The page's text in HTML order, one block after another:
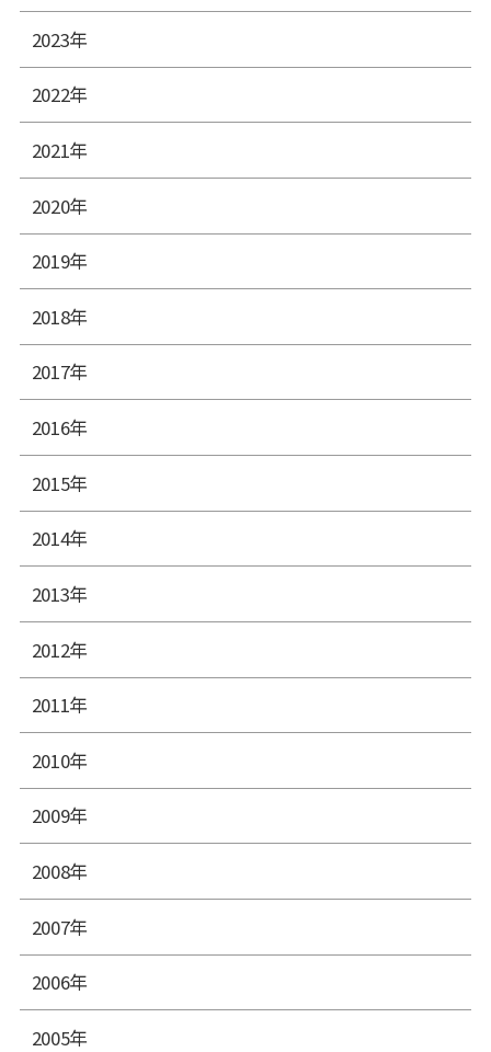
2023年
2022年
2021年
2020年
2019年
2018年
2017年
2016年
2015年
2014年
2013年
2012年
2011年
2010年
2009年
2008年
2007年
2006年
2005年